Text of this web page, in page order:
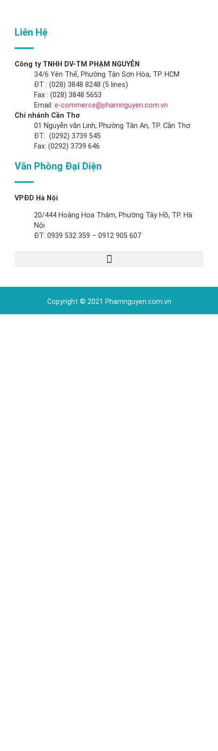
Liên Hệ
Công ty TNHH DV-TM PHẠM NGUYỄN
34/6 Yên Thế, Phường Tân Sơn Hòa, TP. HCM
ĐT : (028) 3848 8248 (5 lines)
Fax : (028) 3848 5653
Email: e-commerce@phamnguyen.com.vn
Chi nhánh Cần Thơ
01 Nguyễn văn Linh, Phường Tân An, TP. Cần Thơ
ĐT: (0292) 3739 545
Fax: (0292) 3739 646
Văn Phòng Đại Diện
VPĐD Hà Nội
20/444 Hoàng Hoa Thám, Phường Tây Hồ, TP. Hà
Nội
ĐT: 0939 532 359 – 0912 905 607
Copyright © 2021 Phamnguyen.com.vn